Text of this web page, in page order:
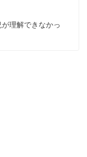
が理解できなかっ